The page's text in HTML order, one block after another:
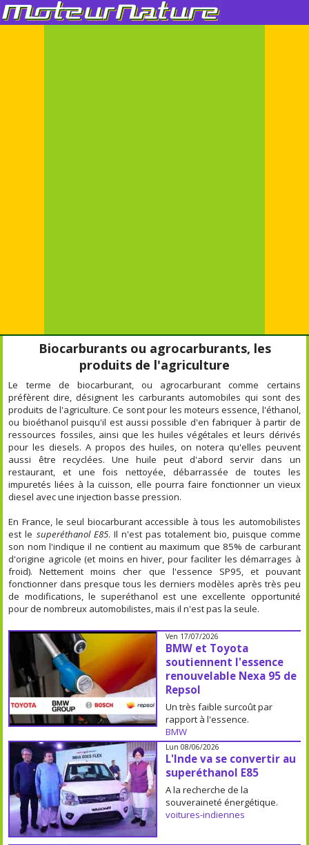
Biocarburants ou agrocarburants, les
produits de l'agriculture
Le terme de biocarburant, ou agrocarburant comme certains
préfèrent dire, désignent les carburants automobiles qui sont des
produits de l'agriculture. Ce sont pour les moteurs essence, l'éthanol,
ou bioéthanol puisqu'il est aussi possible d'en fabriquer à partir de
ressources fossiles, ainsi que les huiles végétales et leurs dérivés
pour les diesels. A propos des huiles, on notera qu'elles peuvent
aussi être recyclées. Une huile peut d'abord servir dans un
restaurant, et une fois nettoyée, débarrassée de toutes les
impuretés liées à la cuisson, elle pourra faire fonctionner un vieux
diesel avec une injection basse pression.
En France, le seul biocarburant accessible à tous les automobilistes
est le superéthanol E85. Il n'est pas totalement bio, puisque comme
son nom l'indique il ne contient au maximum que 85% de carburant
d'origine agricole (et moins en hiver, pour faciliter les démarrages à
froid). Nettement moins cher que l'essence SP95, et pouvant
fonctionner dans presque tous les derniers modèles après très peu
de modifications, le superéthanol est une excellente opportunité
pour de nombreux automobilistes, mais il n'est pas la seule.
Ven 17/07/2026
BMW et Toyota
soutiennent l'essence
renouvelable Nexa 95 de
Repsol
Un très faible surcoût par
rapport à l'essence.
BMW
Lun 08/06/2026
L'Inde va se convertir au
superéthanol E85
A la recherche de la
souveraineté énergétique.
voitures-indiennes